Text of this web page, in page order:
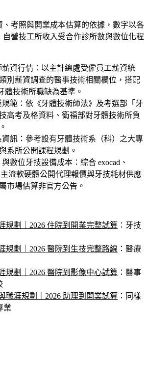
、考照與開業成本估算的依據，數字以各
自營技工所收入受合作診所數與數位化程
薪資行情：以主計總處受僱員工薪資統
別薪資調查的醫事技術相關欄位，搭配
體技術所職缺為基準。
範：依《牙體技術師法》及考選部「牙
高考及格資料、衛福部對牙體技術所負
訊：參考設有牙體技術系（科）之大專
系所公開課程規劃。
數位牙技設備成本：綜合 exocad、
主流軟硬體公開代理報價與牙技耗材供應
市場估算非官方公告。
規劃｜2026 住院到開業完整試算 ：牙技
規劃｜2026 醫院到生技完整路線 ：醫療
規劃｜2026 醫院到影像中心試算 ：醫事
職涯規劃｜2026 助理到開業試算 ：同樣
業